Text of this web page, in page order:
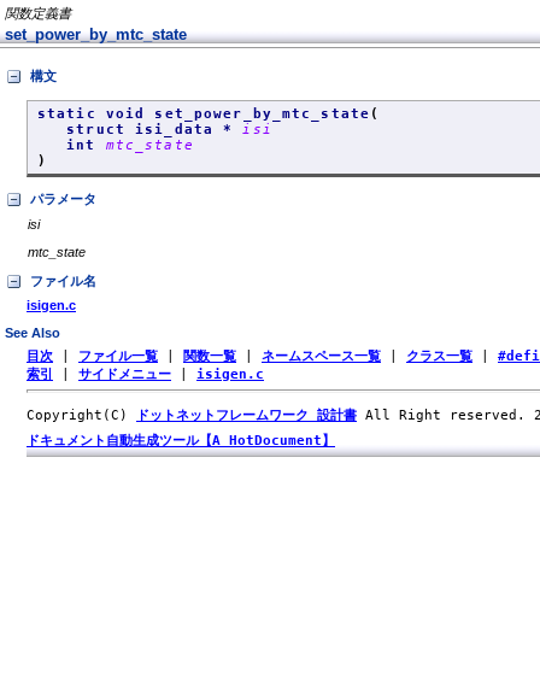
関数定義書
set_power_by_mtc_state
構文
static void set_power_by_mtc_state (
struct isi_data *isi
int mtc_state
)
パラメータ
isi
mtc_state
ファイル名
isigen.c
See Also
目次 ファイル一覧 関数一覧 ネームスペース一覧 クラス一覧
索引
サイドメニュー isigen.c
Copyright(C) ドットネットフレームワーク 設計書 All Right reserved.
ドキュメント自動生成ツール【A HotDocument】